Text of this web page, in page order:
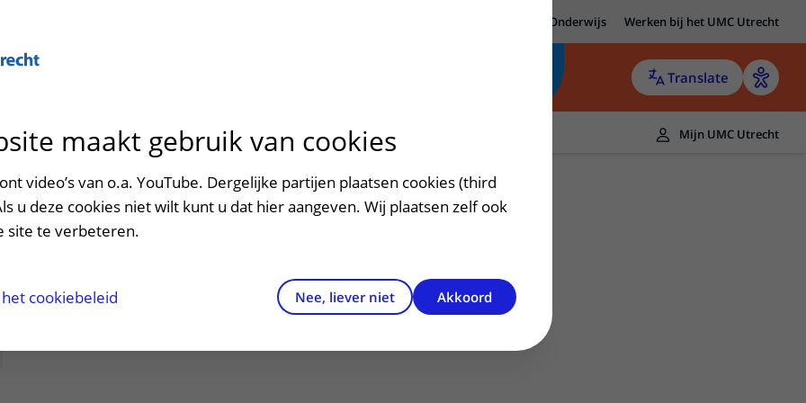
Onderwijs Werken bij het UMC Utrecht
Translate
patiëntportaal
het ziekenhuis
en voorzieningen
Contact en route
Contactgegevens
Verwijzers
Teleconsult aanvragen
Zorgverlenersportaal
Mijn UMC Utrecht
en
(kort)
maakt gebruik van cookies
video’s van o.a. YouTube. Dergelijke partijen plaatsen cookies (third
u deze cookies niet wilt kunt u dat hier aangeven. Wij plaatsen zelf ook
site te verbeteren.
cookiebeleid Nee, liever niet Akkoord